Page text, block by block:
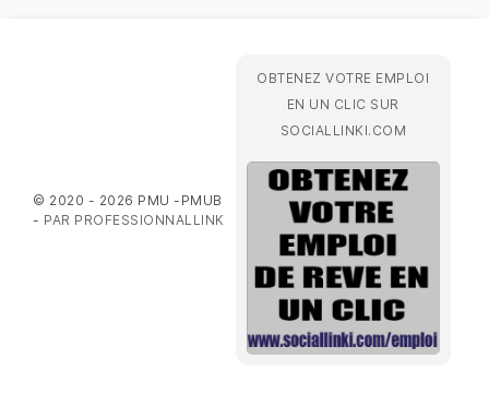
© 2020 - 2026 PMU -PMUB
- PAR PROFESSIONNALLINK
OBTENEZ VOTRE EMPLOI
EN UN CLIC SUR
SOCIALLINKI.COM